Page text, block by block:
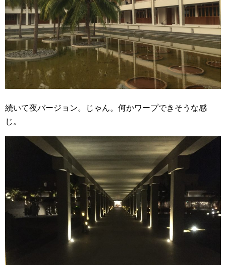
続いて夜バージョン。じゃん。何かワープできそうな感
じ。